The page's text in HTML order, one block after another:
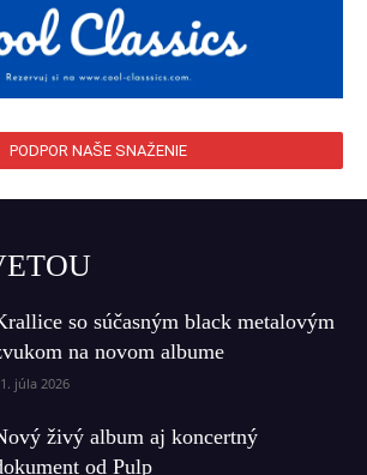
PODPOR NAŠE SNAŽENIE
so súčasným black metalovým
na novom albume
júla 2026
živý album aj koncertný
od Pulp